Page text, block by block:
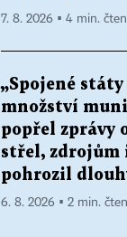
7. 8. 2026 ▪ 4 min.
„Spojené
množství
popřel zprávy
střel, zdrojům
pohrozil
6. 8. 2026 ▪ 2 min.